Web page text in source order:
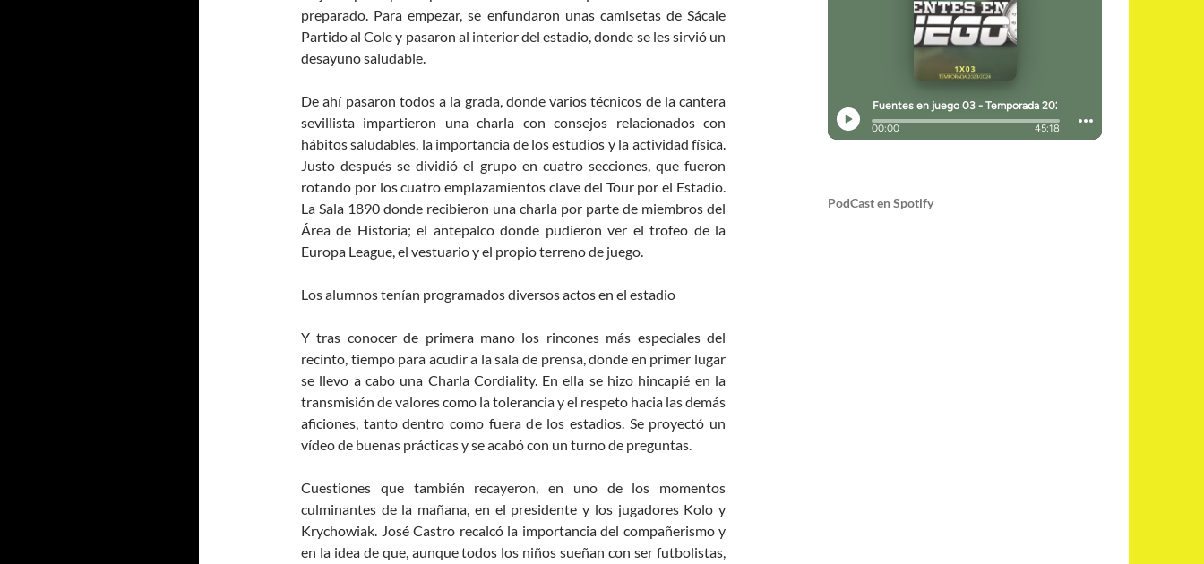
preparado. Para empezar, se enfundaron unas camisetas de Sácale
Partido al Cole y pasaron al interior del estadio, donde se les sirvió un
desayuno saludable.
De ahí pasaron todos a la grada, donde varios técnicos de la cantera
sevillista impartieron una charla con consejos relacionados con
hábitos saludables, la importancia de los estudios y la actividad física.
Justo después se dividió el grupo en cuatro secciones, que fueron
rotando por los cuatro emplazamientos clave del Tour por el Estadio.
La Sala 1890 donde recibieron una charla por parte de miembros del
Área de Historia; el antepalco donde pudieron ver el trofeo de la
Europa League, el vestuario y el propio terreno de juego.
Los alumnos tenían programados diversos actos en el estadio
Y tras conocer de primera mano los rincones más especiales del
recinto, tiempo para acudir a la sala de prensa, donde en primer lugar
se llevo a cabo una Charla Cordiality. En ella se hizo hincapié en la
transmisión de valores como la tolerancia y el respeto hacia las demás
aficiones, tanto dentro como fuera de los estadios. Se proyectó un
vídeo de buenas prácticas y se acabó con un turno de preguntas.
Cuestiones que también recayeron, en uno de los momentos
culminantes de la mañana, en el presidente y los jugadores Kolo y
Krychowiak. José Castro recalcó la importancia del compañerismo y
en la idea de que, aunque todos los niños sueñan con ser futbolistas,
PodCast en Spotify